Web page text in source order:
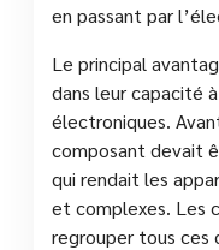
en passant par
Le principal
dans leur capacité
électroniques.
composant devait
qui rendait les
et complexes. Les
regrouper tous ces